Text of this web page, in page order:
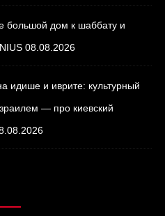
большой дом к шаббату и
08.08.2026
идише и иврите: культурный
— про киевский